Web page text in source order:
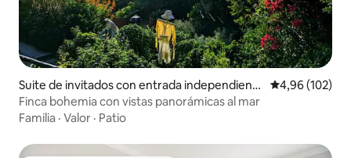
Suite de invitados con entrada independiente
en Saint James
Calificación
4,96 (102)
Finca bohemia con vistas panorámicas al mar
Familia · Valor · Patio